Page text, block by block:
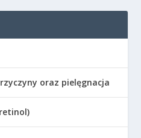
oraz pielęgnacja